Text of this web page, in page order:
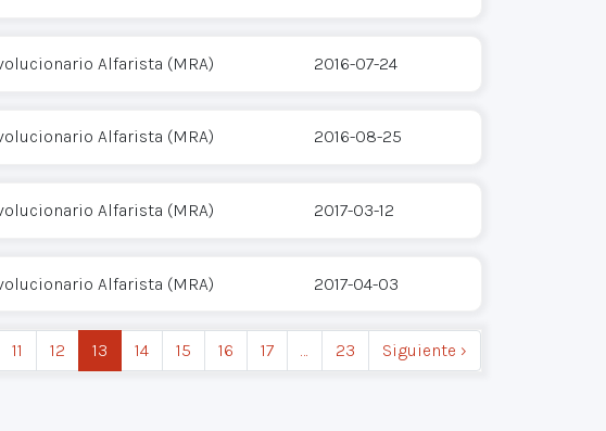
Alfarista (MRA) 2016-07-24
Alfarista (MRA) 2016-08-25
Alfarista (MRA) 2017-03-12
Alfarista (MRA) 2017-04-03
11 12 13 14 15 16 17 … 23 Siguiente ›